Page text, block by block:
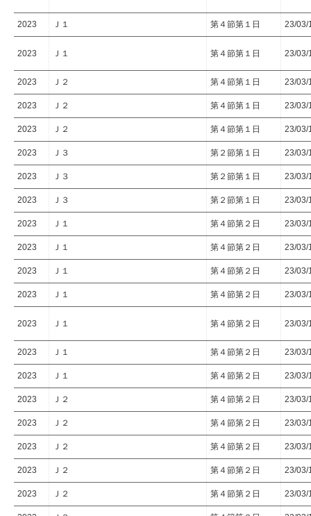
2023 Ｊ１ 第４節第１日 23/03/
2023 Ｊ１ 第４節第１日 23/03/
2023 Ｊ２ 第４節第１日 23/03/
2023 Ｊ２ 第４節第１日 23/03/
2023 Ｊ２ 第４節第１日 23/03/
2023 Ｊ３ 第２節第１日 23/03/
2023 Ｊ３ 第２節第１日 23/03/
2023 Ｊ３ 第２節第１日 23/03/
2023 Ｊ１ 第４節第２日 23/03/
2023 Ｊ１ 第４節第２日 23/03/
2023 Ｊ１ 第４節第２日 23/03/
2023 Ｊ１ 第４節第２日 23/03/
2023 Ｊ１ 第４節第２日 23/03/
2023 Ｊ１ 第４節第２日 23/03/
2023 Ｊ１ 第４節第２日 23/03/
2023 Ｊ２ 第４節第２日 23/03/
2023 Ｊ２ 第４節第２日 23/03/
2023 Ｊ２ 第４節第２日 23/03/
2023 Ｊ２ 第４節第２日 23/03/
2023 Ｊ２ 第４節第２日 23/03/